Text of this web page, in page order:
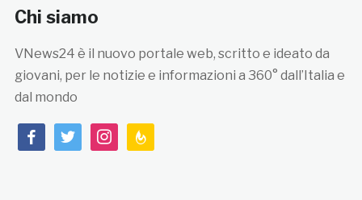
Chi siamo
VNews24 è il nuovo portale web, scritto e ideato da
giovani, per le notizie e informazioni a 360° dall’Italia e
dal mondo
facebooktwitterinstagramfeedburner